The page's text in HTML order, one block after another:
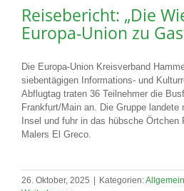
Reisebericht: „Die
Europa-Union zu
Die Europa-Union Kreisverband
siebentägigen Informations- und
Abflugtag traten 36 Teilnehmer die
Frankfurt/Main an. Die Gruppe landete
Insel und fuhr in das hübsche
Malers El Greco.
26. Oktober, 2025 Kategorien:Allgemein